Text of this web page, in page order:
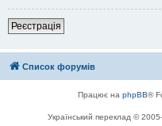
Реєстрація
Список форумів
Працює на phpBB®
Український переклад ©